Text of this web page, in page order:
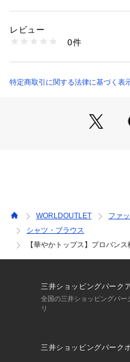
割線素材にプリントしました。
※こちらの商品はやや透け感
【着こなしポイント】
こちらの商品はトール＆エク
素材：ポリエステル100％
商品番号：
153-81003 （ショップ）
レビュー
0件
特定商取引に関する法律に基づく表
WORLDOUTLET ファ
シャツ・ブラウス
【華やかトップス】プロバン
三井ショッピングパーク
全国の三井ショッピングパー
リ
三井ショッピングパーク